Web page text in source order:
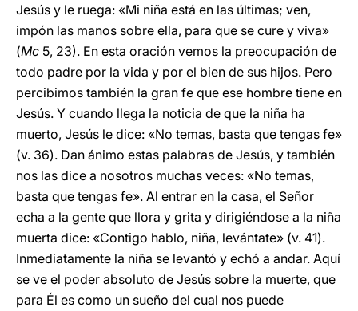
Jesús y le ruega: «Mi niña está en las últimas; ven,
impón las manos sobre ella, para que se cure y viva»
(Mc 5, 23). En esta oración vemos la preocupación de
todo padre por la vida y por el bien de sus hijos. Pero
percibimos también la gran fe que ese hombre tiene en
Jesús. Y cuando llega la noticia de que la niña ha
muerto, Jesús le dice: «No temas, basta que tengas fe»
(v. 36). Dan ánimo estas palabras de Jesús, y también
nos las dice a nosotros muchas veces: «No temas,
basta que tengas fe». Al entrar en la casa, el Señor
echa a la gente que llora y grita y dirigiéndose a la niña
muerta dice: «Contigo hablo, niña, levántate» (v. 41).
Inmediatamente la niña se levantó y echó a andar. Aquí
se ve el poder absoluto de Jesús sobre la muerte, que
para Él es como un sueño del cual nos puede